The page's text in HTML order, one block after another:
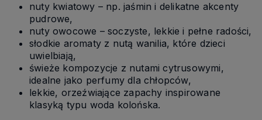
nuty kwiatowy – np. jaśmin i delikatne akcenty
pudrowe,
nuty owocowe – soczyste, lekkie i pełne radości,
słodkie aromaty z nutą wanilia, które dzieci
uwielbiają,
świeże kompozycje z nutami cytrusowymi,
idealne jako perfumy dla chłopców,
lekkie, orzeźwiające zapachy inspirowane
klasyką typu woda kolońska.